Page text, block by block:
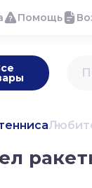
Помощь